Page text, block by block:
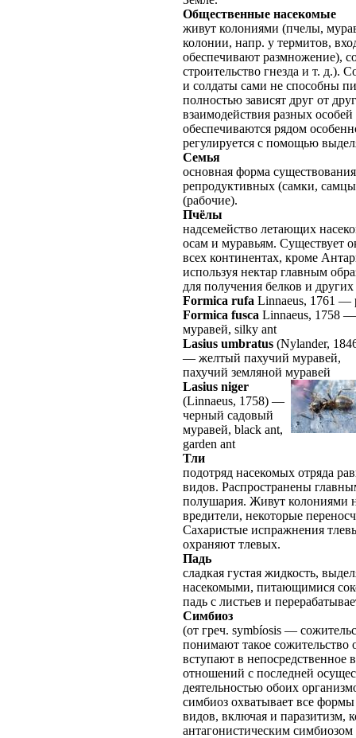
Общественные насекомые
живут колониями (пчелы,
колонии, напр. у термитов,
обеспечивают размножение),
строительство гнезда и т. д.).
и солдаты сами не способны
полностью зависят друг от
взаимодействия разных
обеспечиваются рядом
регулируется с помощью
Семья
основная форма
репродуктивных (самки,
(рабочие).
Пчёлы
надсемейство летающих
осам и муравьям. Существует
всех континентах, кроме
используя нектар главным
для получения белков и
Formica rufa Linnaeus, 1761 —
Formica fusca Linnaeus, 1758
муравей, silky ant
Lasius umbratus (Nylander,
— желтый пахучий муравей,
пахучий земляной муравей
Lasius niger
(Linnaeus, 1758) —
черный садовый
муравей, black ant,
garden ant
Тли
подотряд насекомых отряда
видов. Распространены
полушария. Живут колониями
вредители, некоторые
Сахаристые испражнения
охраняют тлевых.
Падь
сладкая густая жидкость,
насекомыми, питающимися
падь с листьев и
Симбиоз
(от греч. symbíosis —
понимают такое сожительство
вступают в непосредственное
отношений с последней
деятельностью обоих
симбиоз охватывает все
видов, включая и паразитизм,
антагонистическим симбиозом